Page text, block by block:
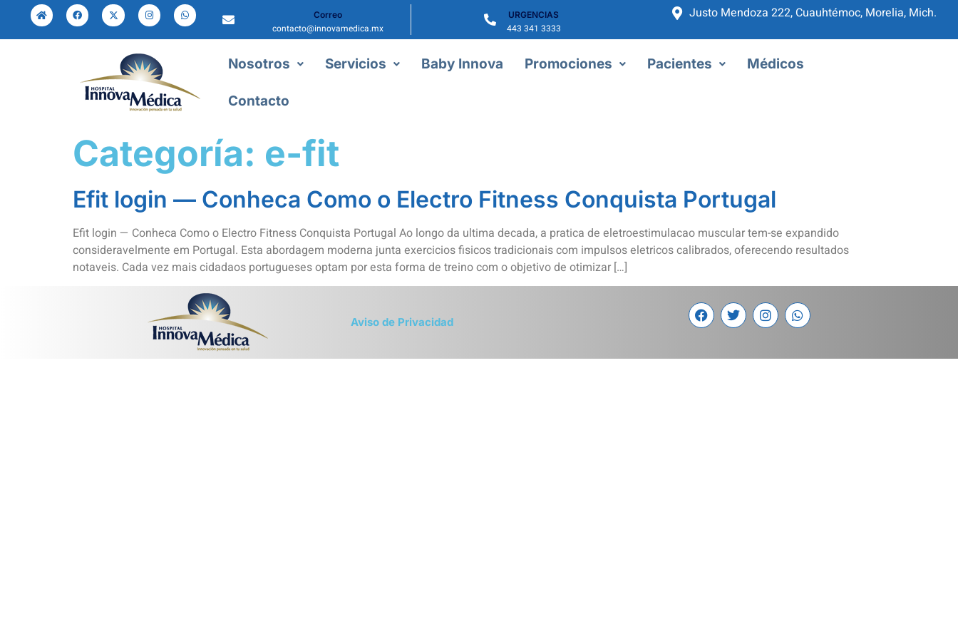
Correo
contacto@innovamedica.mx
URGENCIAS
443 341 3333
Justo Mendoza 222, Cuauhtémoc, Morelia, Mich.
Nosotros Servicios Baby Innova Promociones Pacientes Médicos
Contacto
Categoría: e-fit
Efit login — Conheca Como o Electro Fitness Conquista Portugal
Efit login — Conheca Como o Electro Fitness Conquista Portugal Ao longo da ultima decada, a pratica de eletroestimulacao muscular tem-se expandido
consideravelmente em Portugal. Esta abordagem moderna junta exercicios fisicos tradicionais com impulsos eletricos calibrados, oferecendo resultados
notaveis. Cada vez mais cidadaos portugueses optam por esta forma de treino com o objetivo de otimizar […]
Aviso de Privacidad